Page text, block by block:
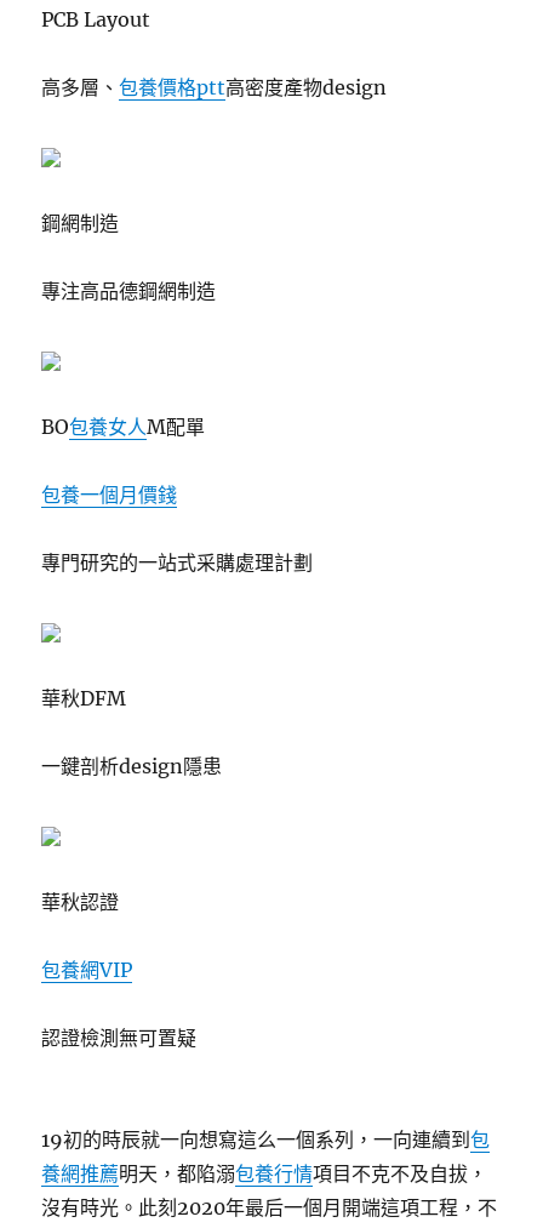
PCB Layout
高多層、包養價格ptt高密度產物design
鋼網制造
專注高品德鋼網制造
BO包養女人M配單
包養一個月價錢
專門研究的一站式采購處理計劃
華秋DFM
一鍵剖析design隱患
華秋認證
包養網VIP
認證檢測無可置疑
19初的時辰就一向想寫這么一個系列，一向連續到包
養網推薦明天，都陷溺包養行情項目不克不及自拔，
沒有時光。此刻2020年最后一個月開端這項工程，不